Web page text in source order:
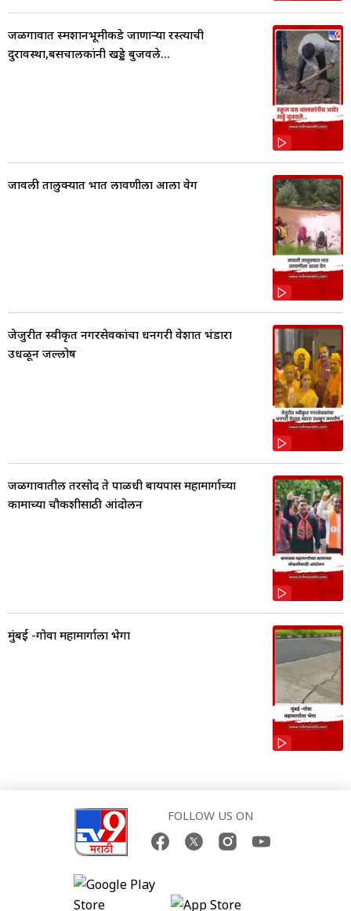
जळगावात स्मशानभूमीकडे जाणाऱ्या रस्त्याची
दुरावस्था,बसचालकांनी खड्डे बुजवले...
जावली तालुक्यात भात लावणीला आला वेग
जेजुरीत स्वीकृत नगरसेवकांचा धनगरी वेशात भंडारा
उधळून जल्लोष
जळगावातील तरसोद ते पाळधी बायपास महामार्गाच्या
कामाच्या चौकशीसाठी आंदोलन
मुंबई -गोवा महामार्गाला भेगा
FOLLOW US ON